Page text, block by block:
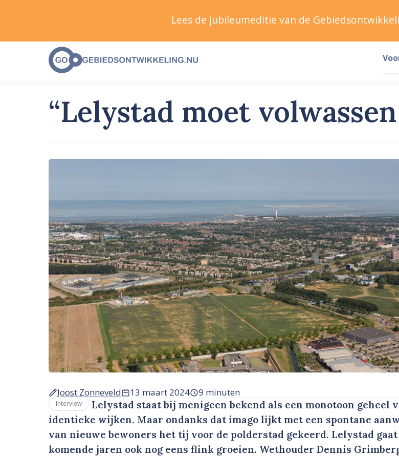
“Lelystad moet
Joost Zonneveld 13 maart 2024 9 minuten
Interview
Lelystad staat bij menigeen bekend als een monotoon geheel
identieke wijken. Maar ondanks dat imago lijkt met een spontane
van nieuwe bewoners het tij voor de polderstad gekeerd. Lelystad
komende jaren ook nog eens flink groeien. Wethouder Dennis
Lees de jubileumeditie van de